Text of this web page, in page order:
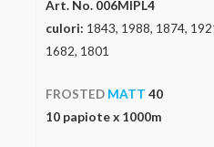
Art. No. 006MIPL4
culori: 1843, 1988, 1874,
1682, 1801
FROSTED MATT 40
10 papiote x 1000m